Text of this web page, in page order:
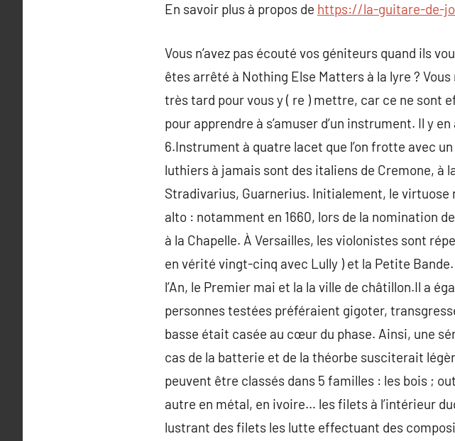
En savoir plus à propos de https://la-guitare-de-
Vous n’avez pas écouté vos géniteurs quand ils
êtes arrêté à Nothing Else Matters à la lyre ? Vous
très tard pour vous y ( re ) mettre, car ce ne sont
pour apprendre à s’amuser d’un instrument. Il y
6.Instrument à quatre lacet que l’on frotte avec
luthiers à jamais sont des italiens de Cremone, à
Stradivarius, Guarnerius. Initialement, le virtuose
alto : notamment en 1660, lors de la nomination
à la Chapelle. À Versailles, les violonistes sont
en vérité vingt-cinq avec Lully ) et la Petite
l’An, le Premier mai et la la ville de châtillon.Il a
personnes testées préféraient gigoter,
basse était casée au cœur du phase. Ainsi, une
cas de la batterie et de la théorbe susciterait
peuvent être classés dans 5 familles : les bois ;
autre en métal, en ivoire… les filets à l’intérieur
lustrant des filets les lutte effectuant des